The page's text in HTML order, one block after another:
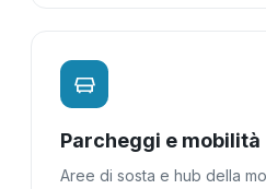
Parcheggi e mobilità
Aree di sosta e hub della